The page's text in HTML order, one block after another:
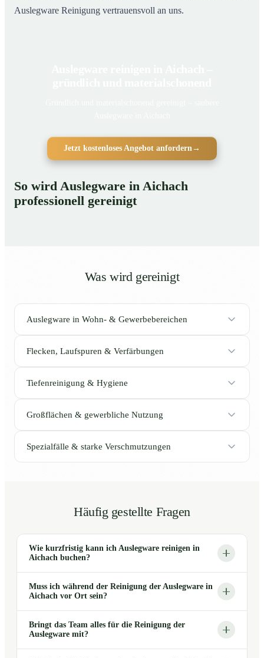
Auslegware Reinigung vertrauensvoll an uns.
Jetzt kostenloses Angebot anfordern→
So wird Auslegware in Aichach
professionell gereinigt
Was wird gereinigt
Auslegware in Wohn- & Gewerbebereichen
Flecken, Laufspuren & Verfärbungen
Tiefenreinigung & Hygiene
Großflächen & gewerbliche Nutzung
Spezialfälle & starke Verschmutzungen
Häufig gestellte Fragen
Wie kurzfristig kann ich Auslegware reinigen in
Aichach buchen?
Muss ich während der Reinigung der Auslegware in
Aichach vor Ort sein?
Bringt das Team alles für die Reinigung der
Auslegware mit?